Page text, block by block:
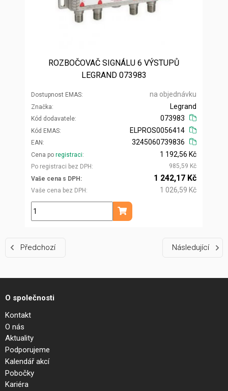
ROZBOČOVAČ SIGNÁLU 6 VÝSTUPŮ
LEGRAND 073983
Dostupnost EMAS na objednávku
Značka
Kód dodavatele
Legrand
073983
Kód EMAS
EAN
ELPROS0056414
3245060739836
Cena po registraci
Po registraci bez DPH
1 192,56 Kč
985,59 Kč
Vaše cena s DPH
Vaše cena bez DPH
1 242,17 Kč
1 026,59 Kč
ks
Přidat do košíku
Předchozí Následující
O společnosti
Kontakt
O nás
Aktuality
Podporujeme
Kalendář akcí
Pobočky
Kariéra